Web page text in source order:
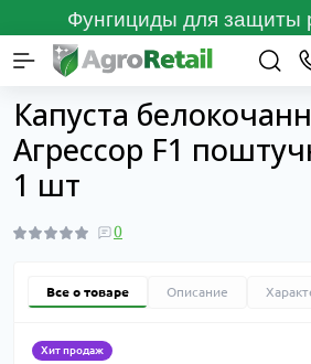
Фунгициды для защиты
болезней
Каталог товаров Семена Семена
Капуста
Агрессор F1
1 шт
0
Все о товаре Описание
Хит продаж